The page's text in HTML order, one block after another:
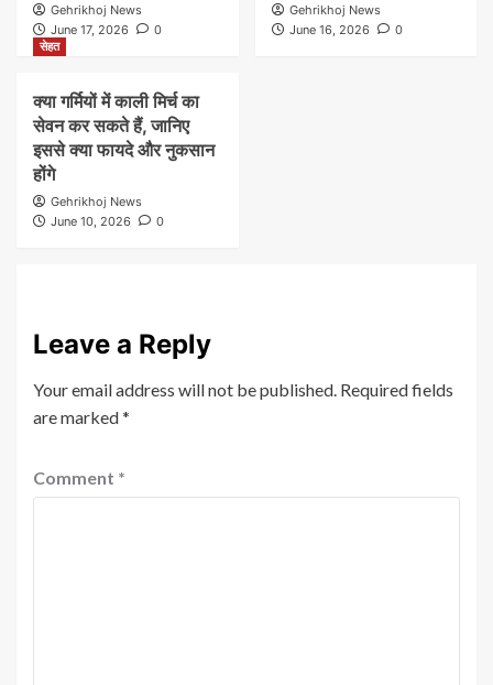
Gehrikhoj News
June 17, 2026
0
Gehrikhoj News
June 16, 2026
0
सेहत
क्या गर्मियों में काली मिर्च का
सेवन कर सकते हैं, जानिए
इससे क्या फायदे और नुकसान
होंगे
Gehrikhoj News
June 10, 2026
0
Leave a Reply
Your email address will not be published. Required fields
are marked*
Comment *